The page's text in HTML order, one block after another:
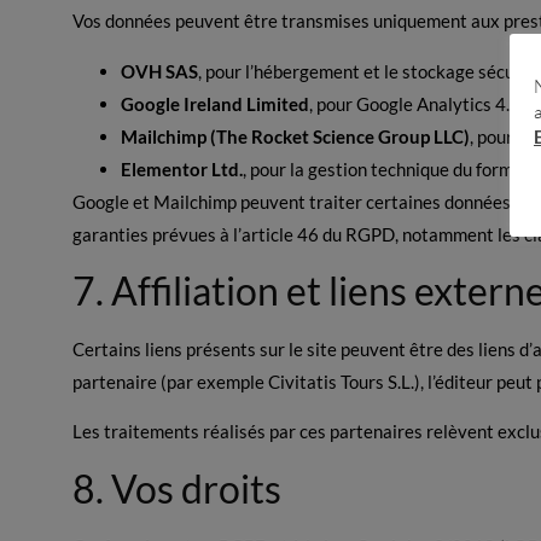
Vos données peuvent être transmises uniquement aux
OVH SAS , pour l’hébergement et le stockage sécurisé.
Google Ireland Limited , pour Google Analytics 4.
Mailchimp (The Rocket Science Group LLC) , pour
Elementor Ltd.
, pour la gestion technique du
Google et Mailchimp peuvent traiter certaines données en
garanties prévues à l’article 46 du RGPD, notamment les
7. Affiliation et liens
Certains liens présents sur le site peuvent être des liens
partenaire (par exemple Civitatis Tours S.L.), l’éditeur
Les traitements réalisés par ces partenaires relèvent
8. Vos droits